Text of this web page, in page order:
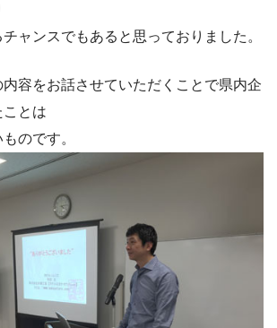
ャンスでもあると思っておりました。
容をお話させていただくことで県内企
とは
のです。